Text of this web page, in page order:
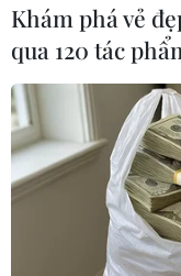
#cướp tiệm vàng
#mũ bảo hiểm
Khám phá vẻ
qua 120 tác